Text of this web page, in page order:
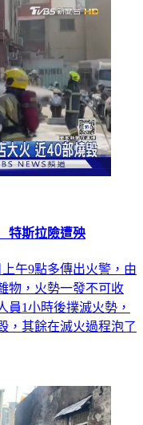
特斯拉險遭殃
午9點多傳出火警，由
物，火勢一發不可收
員1小時後撲滅火勢，
，其餘在滅火過程泡了